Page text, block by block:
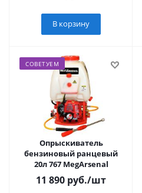
В корзину
СОВЕТУЕМ
Опрыскиватель
бензиновый ранцевый
20л 767 MegArsenal
11 890 руб./шт